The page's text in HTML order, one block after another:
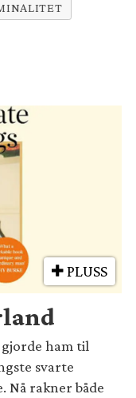
PLUSS
ham til
svarte
Nå rakner både